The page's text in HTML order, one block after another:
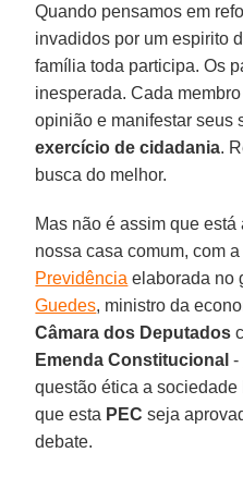
Quando pensamos em
invadidos por um espirito
família toda participa. Os
inesperada. Cada
opinião e manifestar seus
exercício de cidadania.
busca do melhor.
Mas não é assim que
nossa casa comum, com
Previdência elaborada no
Guedes, ministro da
Câmara dos Deputados
Emenda Constitucional -
questão ética a
que esta PEC seja
debate.